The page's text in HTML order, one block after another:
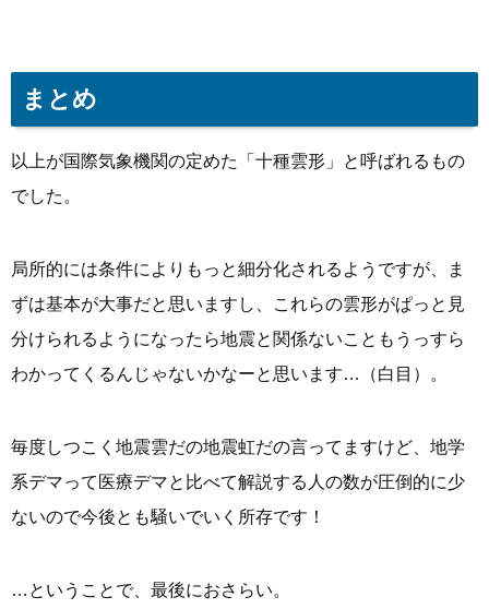
まとめ
以上が国際気象機関の定めた「十種雲形」と呼ばれるもの
でした。
局所的には条件によりもっと細分化されるようですが、ま
ずは基本が大事だと思いますし、これらの雲形がぱっと見
分けられるようになったら地震と関係ないこともうっすら
わかってくるんじゃないかなーと思います…（白目）。
毎度しつこく地震雲だの地震虹だの言ってますけど、地学
系デマって医療デマと比べて解説する人の数が圧倒的に少
ないので今後とも騒いでいく所存です！
…ということで、最後におさらい。